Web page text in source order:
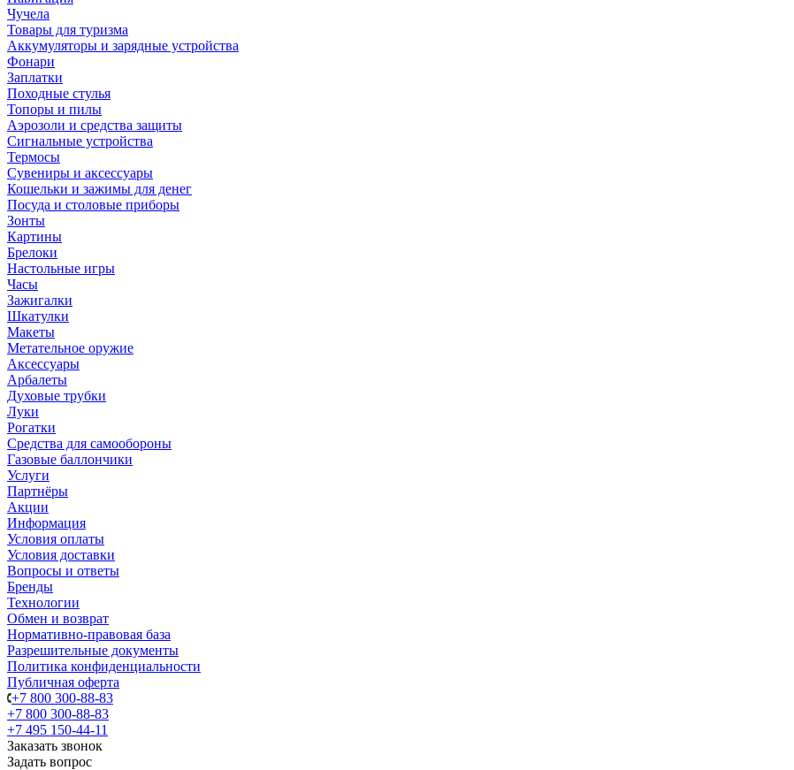
Чучела
Товары для туризма
Аккумуляторы и зарядные устройства
Фонари
Заплатки
Походные стулья
Топоры и пилы
Аэрозоли и средства защиты
Сигнальные устройства
Термосы
Сувениры и аксессуары
Кошельки и зажимы для денег
Посуда и столовые приборы
Зонты
Картины
Брелоки
Настольные игры
Часы
Зажигалки
Шкатулки
Макеты
Метательное оружие
Аксессуары
Арбалеты
Духовые трубки
Луки
Рогатки
Средства для самообороны
Газовые баллончики
Услуги
Партнёры
Акции
Информация
Условия оплаты
Условия доставки
Вопросы и ответы
Бренды
Технологии
Обмен и возврат
Нормативно-правовая база
Разрешительные документы
Политика конфиденциальности
Публичная оферта
+7 800 300-88-83
+7 800 300-88-83
+7 495 150-44-11
Заказать звонок
Задать вопрос